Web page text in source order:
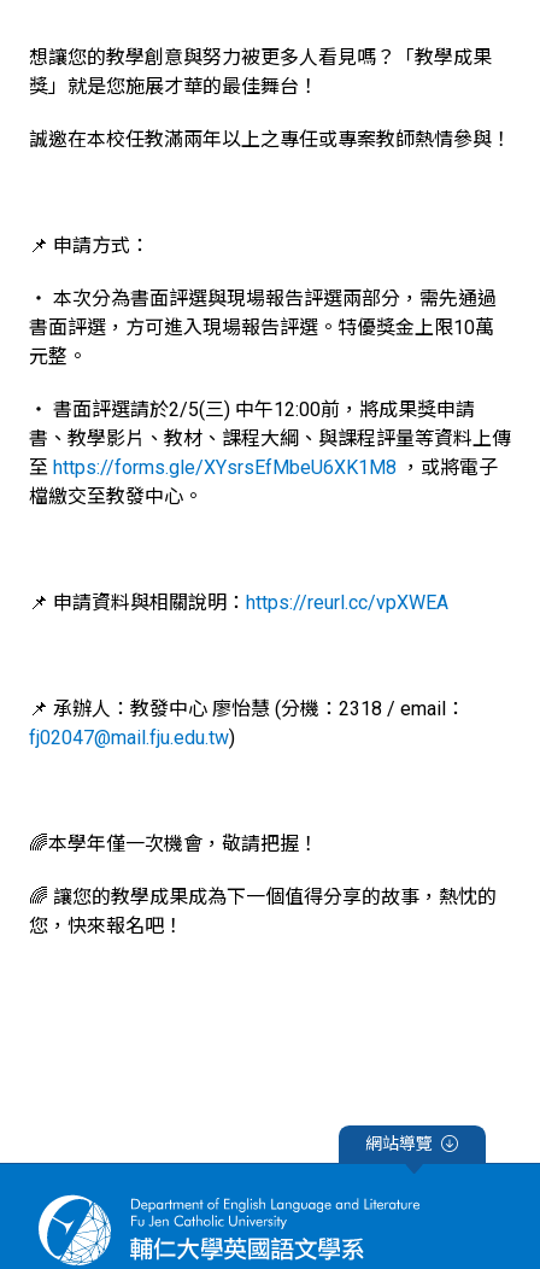
想讓您的教學創意與努力被更多人看見嗎？「教學成果
獎」就是您施展才華的最佳舞台！
誠邀在本校任教滿兩年以上之專任或專案教師熱情參與！
📌 申請方式：
‧ 本次分為書面評選與現場報告評選兩部分，需先通過
書面評選，方可進入現場報告評選。特優獎金上限10萬
元整。
‧ 書面評選請於2/5(三) 中午12:00前，將成果獎申請
書、教學影片、教材、課程大綱、與課程評量等資料上傳
至 https://forms.gle/XYsrsEfMbeU6XK1M8 ，或將電子
檔繳交至教發中心。
📌 申請資料與相關說明： https://reurl.cc/vpXWEA
📌 承辦人：教發中心 廖怡慧 (分機：2318 / email：
fj02047@mail.fju.edu.tw)
🌈本學年僅一次機會，敬請把握！
🌈 讓您的教學成果成為下一個值得分享的故事，熱忱的
您，快來報名吧！
網站導覽